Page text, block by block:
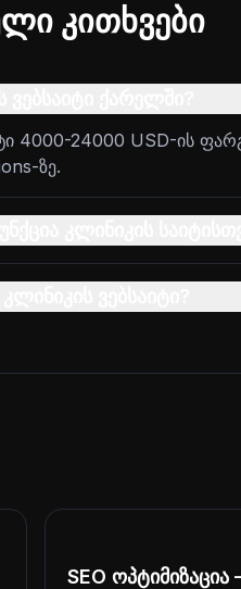
კითხვები
4000-24000 USD-ის
ზე.
SEO